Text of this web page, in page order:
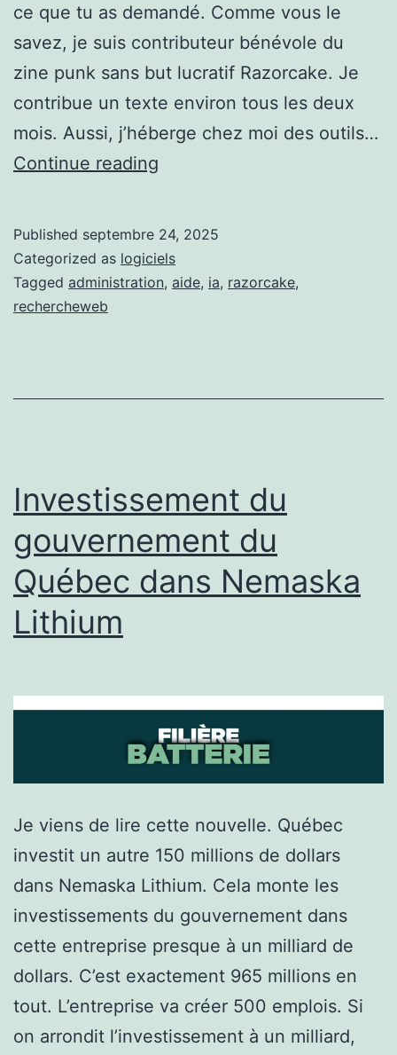
ce que tu as demandé. Comme vous le
savez, je suis contributeur bénévole du
zine punk sans but lucratif Razorcake. Je
contribue un texte environ tous les deux
mois. Aussi, j’héberge chez moi des outils…
Continue reading
Published septembre 24, 2025
Categorized as logiciels
Tagged administration, aide, ia, razorcake,
rechercheweb
Investissement du
gouvernement du
Québec dans Nemaska
Lithium
Je viens de lire cette nouvelle. Québec
investit un autre 150 millions de dollars
dans Nemaska Lithium. Cela monte les
investissements du gouvernement dans
cette entreprise presque à un milliard de
dollars. C’est exactement 965 millions en
tout. L’entreprise va créer 500 emplois. Si
on arrondit l’investissement à un milliard,